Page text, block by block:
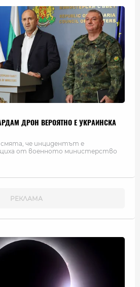
ДРОН ВЕРОЯТНО Е УКРАИНСКА
смята, че инцидентът е
от военното министерство